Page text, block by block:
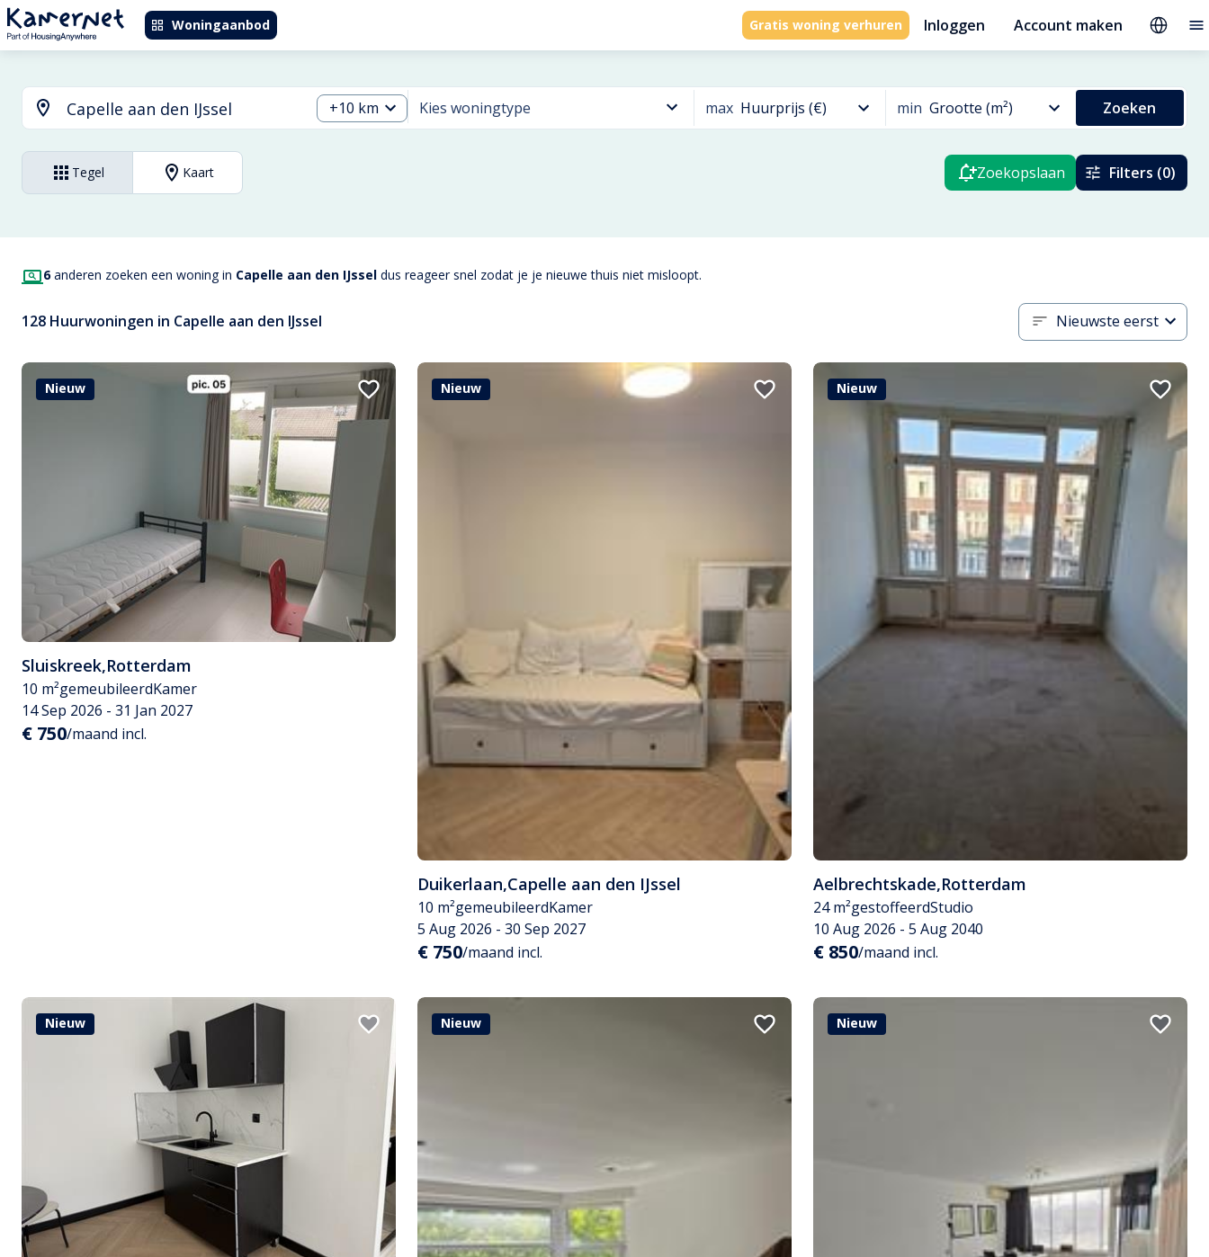
Woningaanbod Gratis woning verhuren Inloggen Account maken
+10 km Kies woningtype max Huurprijs (€) min Grootte (m²) Zoeken
Tegel Kaart Zoekopslaan Filters (0)
6anderen zoeken een woning in Capelle aan den IJssel dus reageer snel zodat je je nieuwe thuis niet misloopt.
128 Huurwoningen in Capelle aan den IJssel Nieuwste eerst
Nieuw
Sluiskreek,Rotterdam
10 m²gemeubileerdKamer
14 Sep 2026 - 31 Jan 2027
€ 750/maand incl.
Nieuw
Duikerlaan,Capelle aan den IJssel
10 m²gemeubileerdKamer
5 Aug 2026 - 30 Sep 2027
€ 750/maand incl.
Nieuw
Aelbrechtskade,Rotterdam
24 m²gestoffeerdStudio
10 Aug 2026 - 5 Aug 2040
€ 850/maand incl.
Nieuw Nieuw Nieuw